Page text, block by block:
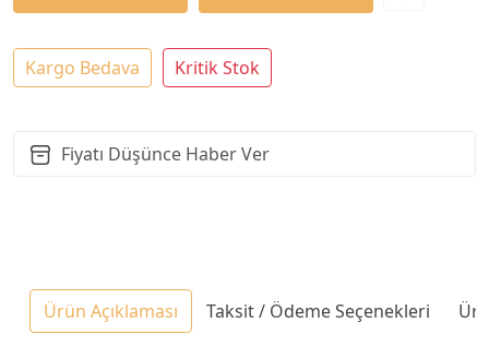
Kargo Bedava Kritik Stok
Fiyatı Düşünce Haber Ver
Ürün Açıklaması Taksit / Ödeme Seçenekleri